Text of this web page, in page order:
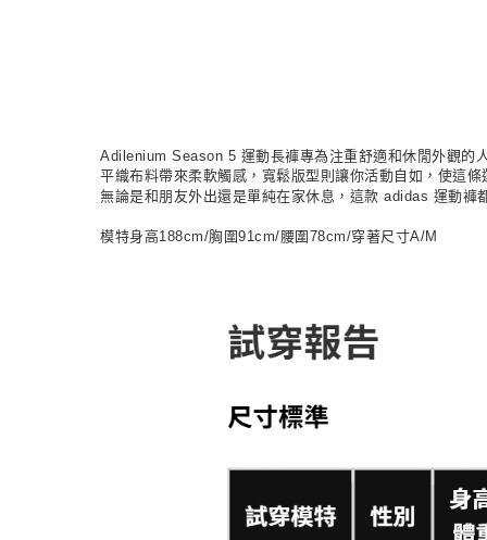
Adilenium Season 5 運動長褲專為注重舒適和休閒外觀的
平織布料帶來柔軟觸感，寬鬆版型則讓你活動自如，使這
無論是和朋友外出還是單純在家休息，這款 adidas 運動褲
模特身高188cm/胸圍91cm/腰圍78cm/穿著尺寸A/M